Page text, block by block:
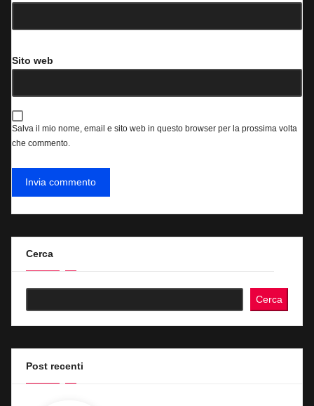
Sito web
Salva il mio nome, email e sito web in questo browser per la prossima volta
che commento.
Cerca
Cerca
Post recenti